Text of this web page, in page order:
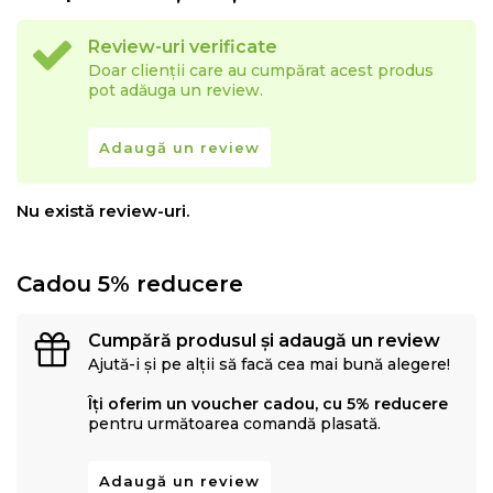
Review-uri verificate
Doar clienții care au cumpărat acest produs
pot adăuga un review.
Adaugă un review
Nu există review-uri.
Cadou 5% reducere
Cumpără produsul și adaugă un review
Ajută-i și pe alții să facă cea mai bună alegere!
Îți oferim un voucher cadou, cu 5% reducere
pentru următoarea comandă plasată.
Adaugă un review